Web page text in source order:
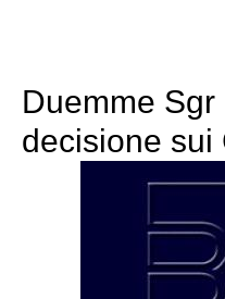
Duemme Sgr
decisione sui